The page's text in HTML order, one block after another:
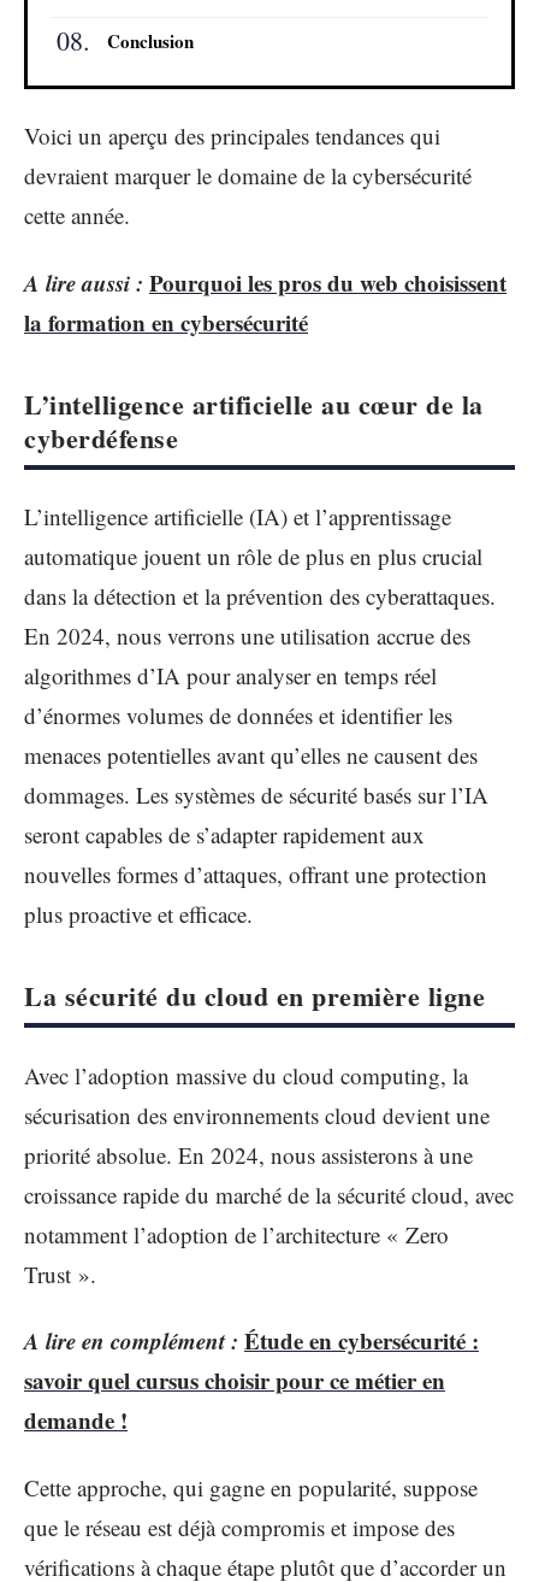
Conclusion
Voici un aperçu des principales tendances qui
devraient marquer le domaine de la cybersécurité
cette année.
A lire aussi : Pourquoi les pros du web choisissent
la formation en cybersécurité
L’intelligence artificielle au cœur de la
cyberdéfense
L’intelligence artificielle (IA) et l’apprentissage
automatique jouent un rôle de plus en plus crucial
dans la détection et la prévention des cyberattaques.
En 2024, nous verrons une utilisation accrue des
algorithmes d’IA pour analyser en temps réel
d’énormes volumes de données et identifier les
menaces potentielles avant qu’elles ne causent des
dommages. Les systèmes de sécurité basés sur l’IA
seront capables de s’adapter rapidement aux
nouvelles formes d’attaques, offrant une protection
plus proactive et efficace.
La sécurité du cloud en première ligne
Avec l’adoption massive du cloud computing, la
sécurisation des environnements cloud devient une
priorité absolue. En 2024, nous assisterons à une
croissance rapide du marché de la sécurité cloud, avec
notamment l’adoption de l’architecture « Zero
Trust ».
A lire en complément : Étude en cybersécurité :
savoir quel cursus choisir pour ce métier en
demande !
Cette approche, qui gagne en popularité, suppose
que le réseau est déjà compromis et impose des
vérifications à chaque étape plutôt que d’accorder un